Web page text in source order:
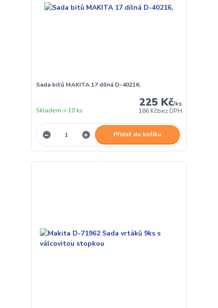
Sada bitů MAKITA 17 dílná D-40216,
225 Kč/ks
186 Kčbez DPH
Skladem > 10 ks
Přidat do košíku